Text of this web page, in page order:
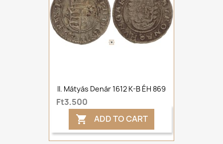
II. Mátyás Denár 1612 K-B ÉH 869
Ft3,500
 ADD TO CART